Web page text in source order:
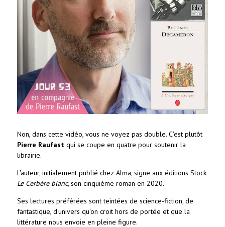
Non, dans cette vidéo, vous ne voyez pas double. C'est plutôt
Pierre Raufastqui se coupe en quatre pour soutenir la
librairie.
L'auteur, initialement publié chez Alma, signe aux éditions Stock
Le Cerbère blanc, son cinquième roman en 2020.
Ses lectures préférées sont teintées de science-fiction, de
fantastique, d'univers qu'on croit hors de portée et que la
littérature nous envoie en pleine figure.